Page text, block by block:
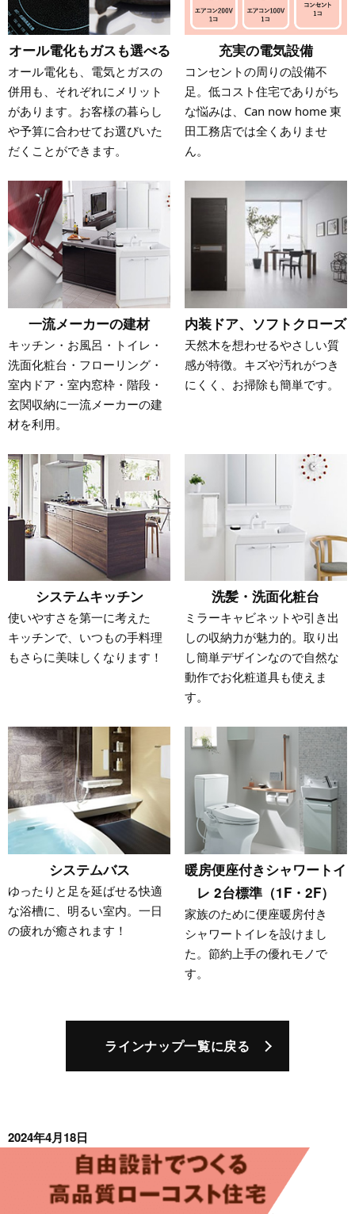
オール電化もガスも選べる
オール電化も、電気とガスの
併用も、それぞれにメリット
があります。お客様の暮らし
や予算に合わせてお選びいた
だくことができます。
充実の電気設備
コンセントの周りの設備不
足。低コスト住宅でありがち
な悩みは、Can now home 東
田工務店では全くありませ
ん。
一流メーカーの建材
キッチン・お風呂・トイレ・
洗面化粧台・フローリング・
室内ドア・室内窓枠・階段・
玄関収納に一流メーカーの建
材を利用。
内装ドア、ソフトクローズ
天然木を想わせるやさしい質
感が特徴。キズや汚れがつき
にくく、お掃除も簡単です。
システムキッチン
使いやすさを第一に考えた
キッチンで、いつもの手料理
もさらに美味しくなります！
洗髪・洗面化粧台
ミラーキャビネットや引き出
しの収納力が魅力的。取り出
し簡単デザインなので自然な
動作でお化粧道具も使えま
す。
システムバス
ゆったりと足を延ばせる快適
な浴槽に、明るい室内。一日
の疲れが癒されます！
暖房便座付きシャワートイ
レ 2台標準（1F・2F）
家族のために便座暖房付き
シャワートイレを設けまし
た。節約上手の優れモノで
す。
ラインナップ一覧に戻る
2024年4月18日